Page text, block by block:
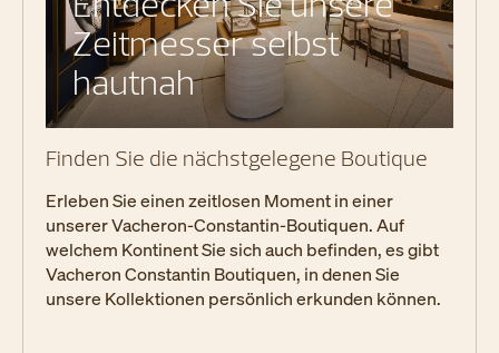
Zeitmesser selbst
hautnah
Finden Sie die nächstgelegene Boutique
Erleben Sie einen zeitlosen Moment in einer
unserer Vacheron-Constantin-Boutiquen. Auf
welchem Kontinent Sie sich auch befinden, es gibt
Vacheron Constantin Boutiquen, in denen Sie
unsere Kollektionen persönlich erkunden können.